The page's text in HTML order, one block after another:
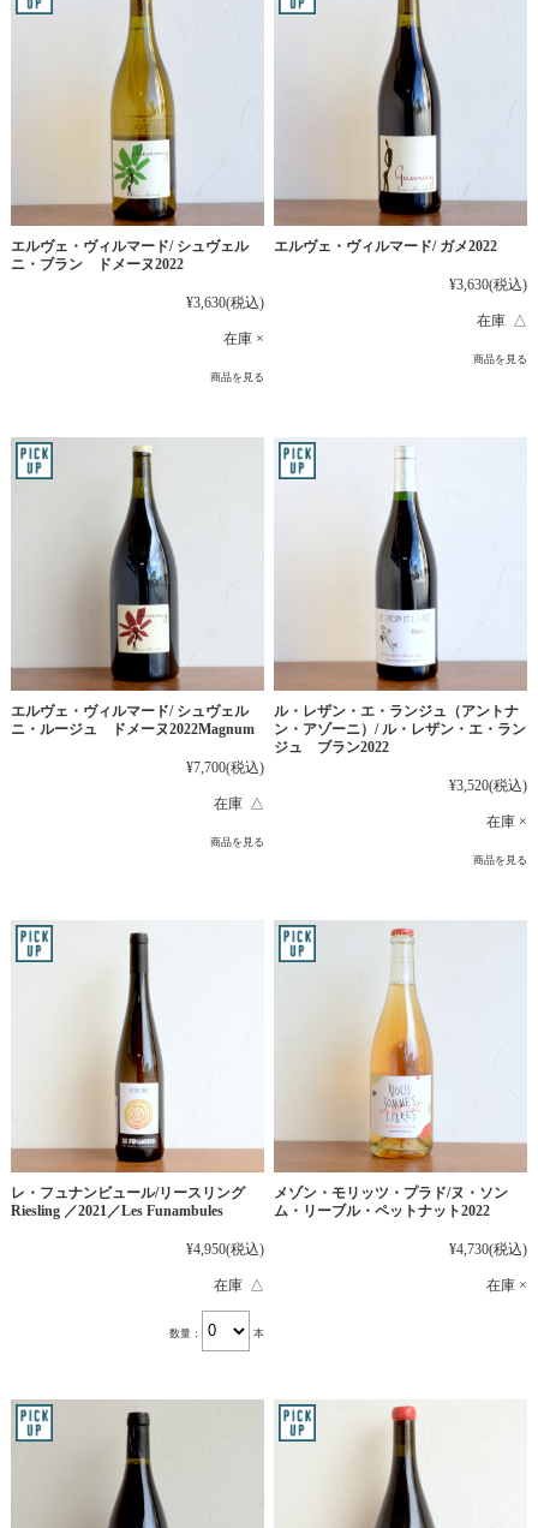
エルヴェ・ヴィルマード/ シュヴェル
ニ・ブラン ドメーヌ2022
¥3,630(税込)
在庫 ×
商品を見る
エルヴェ・ヴィルマード/ ガメ2022
¥3,630(税込)
在庫 △
商品を見る
エルヴェ・ヴィルマード/ シュヴェル
ニ・ルージュ ドメーヌ2022Magnum
¥7,700(税込)
在庫 △
商品を見る
ル・レザン・エ・ランジュ（アントナ
ン・アゾーニ）/ ル・レザン・エ・ラン
ジュ ブラン2022
¥3,520(税込)
在庫 ×
商品を見る
レ・フュナンビュール/リースリング
Riesling ／2021／Les Funambules
¥4,950(税込)
在庫 △
数量： 本
メゾン・モリッツ・プラド/ヌ・ソン
ム・リーブル・ペットナット2022
¥4,730(税込)
在庫 ×